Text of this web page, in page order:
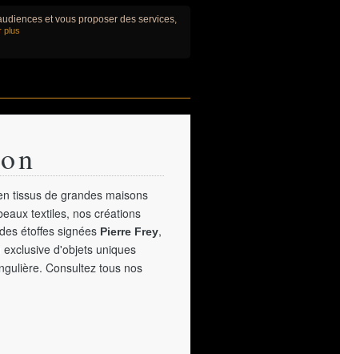
et vous proposer des services,
plus
tissus de grandes maisons
textiles, nos créations
étoffes signées Pierre Frey,
d'objets uniques
Consultez tous nos